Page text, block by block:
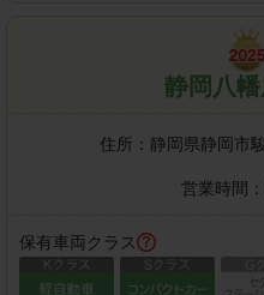
静岡八
住所： 静岡県静岡市
営業時間：
保有車両クラス